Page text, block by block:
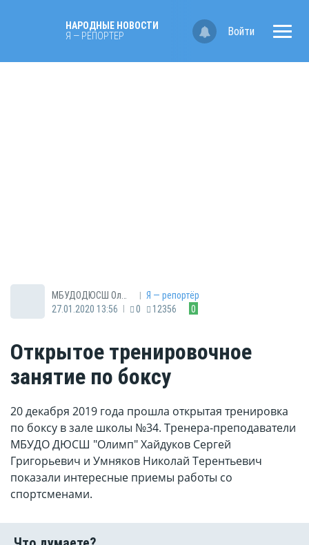
НАРОДНЫЕ НОВОСТИ
Я — РЕПОРТЁР
Войти
| Я — репортёр
27.01.2020 13:56 | 0 12356 0
Открытое тренировочное
занятие по боксу
20 декабря 2019 года прошла открытая тренировка
по боксу в зале школы №34. Тренера-преподаватели
МБУДО ДЮСШ "Олимп" Хайдуков Сергей
Григорьевич и Умняков Николай Терентьевич
показали интересные приемы работы со
спортсменами.